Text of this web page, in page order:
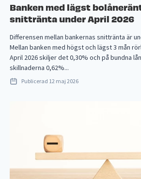
Banken med lägst
snittränta under April 2026
Differensen mellan bankernas snittränta är
Mellan banken med högst och lägst 3 mån
April 2026 skiljer det 0,30% och på bundna
skillnaderna 0,62%...
Publicerad 12 maj 2026